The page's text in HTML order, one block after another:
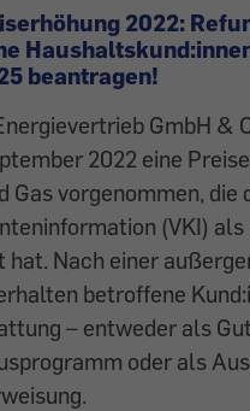
2022:
beantragen!
GmbH &
2022 eine
Gas vorgenommen, die
(VKI)
hat. Nach einer
betroffene
– entweder als
oder als